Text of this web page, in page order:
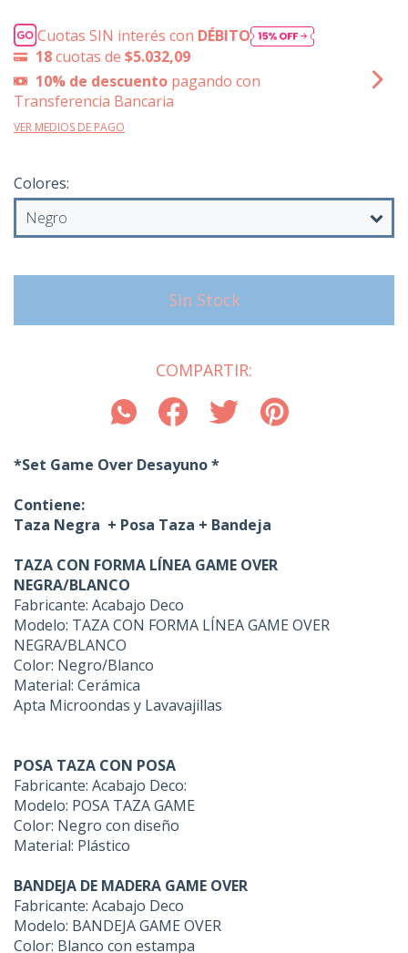
Cuotas SIN interés con DÉBITO
18cuotas de $5.032,09
10% de descuento pagando con
Transferencia Bancaria
VER MEDIOS DE PAGO
Colores:
COMPARTIR:
*Set Game Over Desayuno *
Contiene:
Taza Negra + Posa Taza + Bandeja
TAZA CON FORMA LÍNEA GAME OVER
NEGRA/BLANCO
Fabricante: Acabajo Deco
Modelo: TAZA CON FORMA LÍNEA GAME OVER
NEGRA/BLANCO
Color: Negro/Blanco
Material: Cerámica
Apta Microondas y Lavavajillas
POSA TAZA CON POSA
Fabricante: Acabajo Deco:
Modelo: POSA TAZA GAME
Color: Negro con diseño
Material: Plástico
BANDEJA DE MADERA GAME OVER
Fabricante: Acabajo Deco
Modelo: BANDEJA GAME OVER
Color: Blanco con estampa